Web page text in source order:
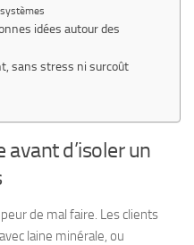
idées autour des
sans stress ni surcoût
d’isoler un
de mal faire. Les clients
laine minérale, ou